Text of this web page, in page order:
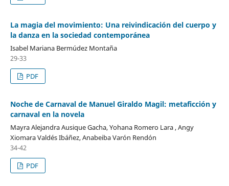
La magia del movimiento: Una reivindicación del cuerpo y
la danza en la sociedad contemporánea
Isabel Mariana Bermúdez Montaña
29-33
PDF
Noche de Carnaval de Manuel Giraldo Magil: metaficción y
carnaval en la novela
Mayra Alejandra Ausique Gacha, Yohana Romero Lara , Angy
Xiomara Valdés Ibáñez, Anabeiba Varón Rendón
34-42
PDF